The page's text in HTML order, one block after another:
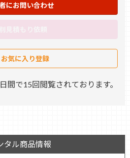
にお問い合わせ
お気に入り登録
間で15回閲覧されております。
タル商品情報